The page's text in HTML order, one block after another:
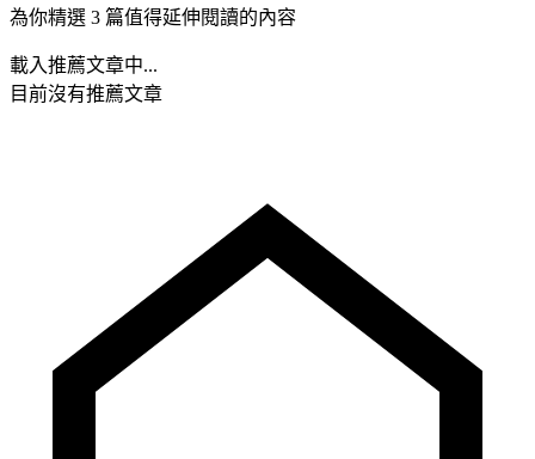
為你精選 3 篇值得延伸閱讀的內容
載入推薦文章中...
目前沒有推薦文章